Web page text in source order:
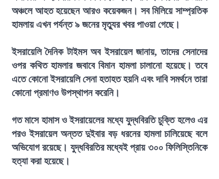
অঞ্চলে আহত হয়েছেন আরও কয়েকজন। সব মিলিয়ে সাম্প্রতিক
হামলায় এখন পর্যন্ত ৯ জনের মৃত্যুর খবর পাওয়া গেছে।
ইসরায়েলি দৈনিক টাইমস অব ইসরায়েল জানায়, তাদের সেনাদের
ওপর কথিত হামলার জবাবে বিমান হামলা চালানো হয়েছে। তবে
এতে কোনো ইসরায়েলি সেনা হতাহত হয়নি এবং দাবি সমর্থনে তারা
কোনো প্রমাণও উপস্থাপন করেনি।
গত মাসে হামাস ও ইসরায়েলের মধ্যে যুদ্ধবিরতি চুক্তি হলেও এর
পরও ইসরায়েল অন্তত দুইবার বড় ধরনের হামলা চালিয়েছে বলে
অভিযোগ রয়েছে। যুদ্ধবিরতির মধ্যেই প্রায় ৩০০ ফিলিস্তিনিকে
হত্যা করা হয়েছে।